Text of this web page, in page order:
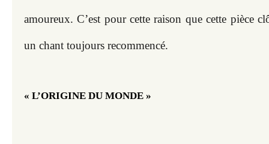
amoureux. C’est pour cette raison que cette pièce
un chant toujours recommencé.
« L’ORIGINE DU MONDE »